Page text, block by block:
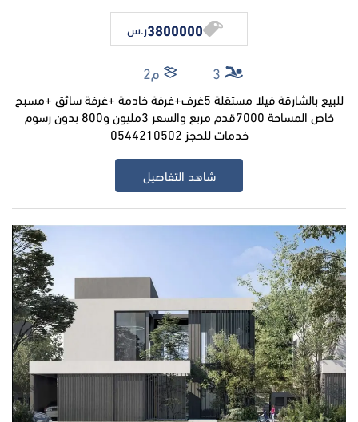
3800000ر.س
3 م2
للبيع بالشارقة فيلا مستقلة 5غرف+غرفة خادمة +غرفة سائق +مسبح
خاص المساحة 7000قدم مربع والسعر 3مليون و800 بدون رسوم
خدمات للحجز 0544210502
شاهد التفاصيل